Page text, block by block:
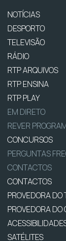
NOTÍCIAS
DESPORTO
TELEVISÃO
RÁDIO
RTP ARQUIVOS
RTP ENSINA
RTP PLAY
EM DIRETO
REVER
CONCURSOS
PERGUNTAS
CONTACTOS
CONTACTOS
PROVEDORA DO
PROVEDORA DO
SATÉLITES